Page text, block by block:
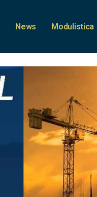
News Modulistica